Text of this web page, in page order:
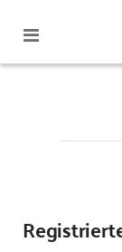
Navigation